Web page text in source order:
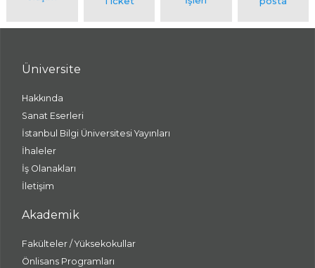
Üniversite
Hakkında
Sanat Eserleri
İstanbul Bilgi Üniversitesi Yayınları
İhaleler
İş Olanakları
İletişim
Akademik
Fakülteler / Yüksekokullar
Önlisans Programları